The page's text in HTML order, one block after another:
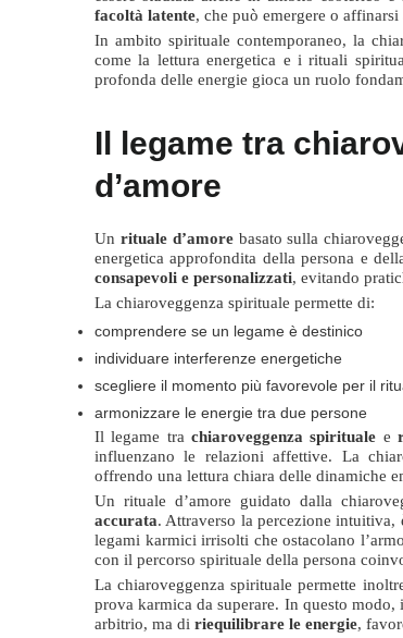
facoltà latente, che può emergere o
In ambito spirituale contemporaneo, la
come la lettura energetica e i rituali
profonda delle energie gioca un ruolo
Il legame tra
d’amore
Un rituale d’amorebasato sulla
energetica approfondita della persona e
consapevoli e personalizzati, evitando
La chiaroveggenza spirituale permette di:
comprendere se un legame è destinico
individuare interferenze energetiche
scegliere il momento più favorevole per il
armonizzare le energie tra due persone
Il legame tra chiaroveggenza spirituale e
influenzano le relazioni affettive. La
offrendo una lettura chiara delle dinamiche
Un rituale d’amore guidato dalla
accurata. Attraverso la percezione
legami karmici irrisolti che ostacolano
con il percorso spirituale della persona
La chiaroveggenza spirituale permette
prova karmica da superare. In questo
arbitrio, ma di riequilibrare le energie,